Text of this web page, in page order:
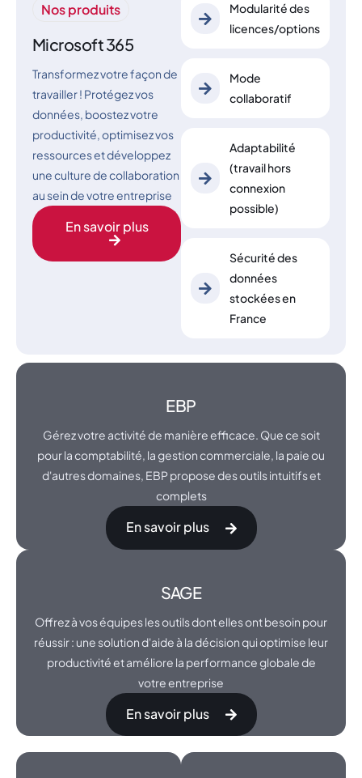
Nos produits
Microsoft 365
Transformez votre façon de
travailler ! Protégez vos
données, boostez votre
productivité, optimisez vos
ressources et développez
une culture de collaboration
au sein de votre entreprise
En savoir plus
Modularité des
licences/options
Mode
collaboratif
Adaptabilité
(travail hors
connexion
possible)
Sécurité des
données
stockées en
France
EBP
Gérez votre activité de manière efficace. Que ce soit
pour la comptabilité, la gestion commerciale, la paie ou
d'autres domaines, EBP propose des outils intuitifs et
complets
En savoir plus
SAGE
Offrez à vos équipes les outils dont elles ont besoin pour
réussir : une solution d'aide à la décision qui optimise leur
productivité et améliore la performance globale de
votre entreprise
En savoir plus